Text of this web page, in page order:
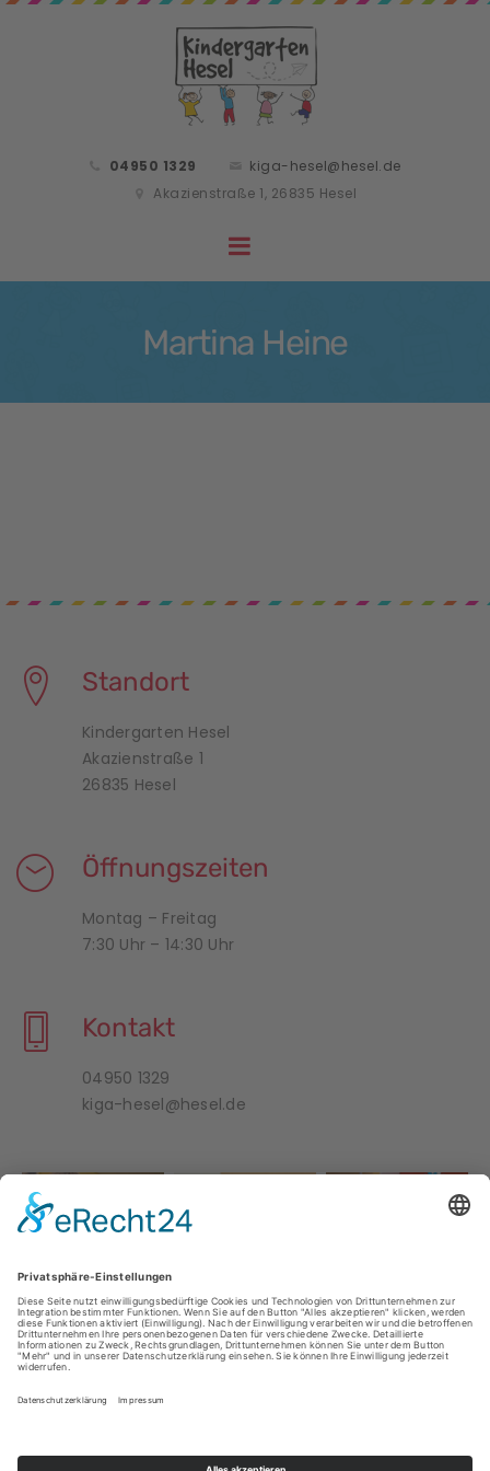
04950 1329
kiga-hesel@hesel.de
Akazienstraße 1, 26835 Hesel
Martina Heine
Standort
Kindergarten Hesel
Akazienstraße 1
26835 Hesel
Öffnungszeiten
Montag – Freitag
7:30 Uhr – 14:30 Uhr
Kontakt
04950 1329
kiga-hesel@hesel.de
IMPRESSUM DATENSCHUTZ